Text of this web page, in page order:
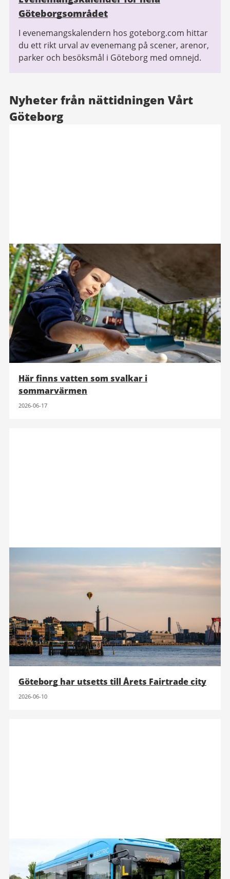
Göteborgsområdet
I evenemangskalendern hos goteborg.com hittar
du ett rikt urval av evenemang på scener, arenor,
parker och besöksmål i Göteborg med omnejd.
Nyheter från nättidningen Vårt
Göteborg
Här finns vatten som svalkar i
sommarvärmen
2026-06-17
Göteborg har utsetts till Årets Fairtrade city
2026-06-10